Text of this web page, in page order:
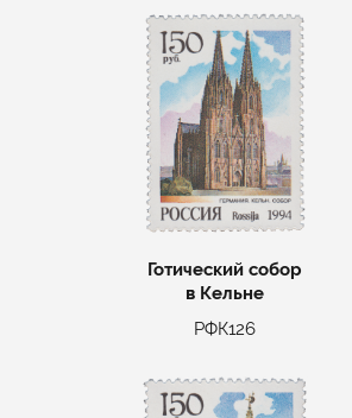
Готический собор
в Кельне
РФК126